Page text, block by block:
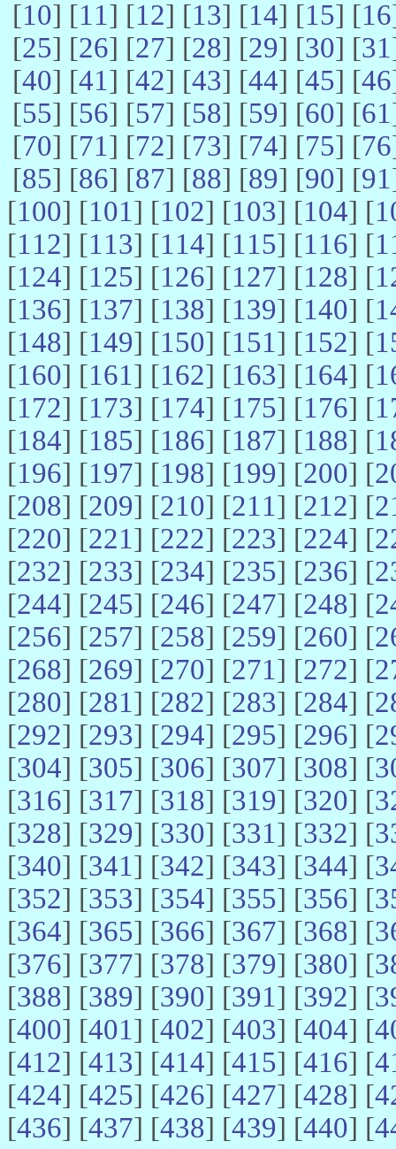
[10] [11] [12] [13] [14] [15] [16
[25] [26] [27] [28] [29] [30] [31
[40] [41] [42] [43] [44] [45] [46
[55] [56] [57] [58] [59] [60] [61
[70] [71] [72] [73] [74] [75] [76
[85] [86] [87] [88] [89] [90] [91
[100] [101] [102] [103] [104] [
[112] [113] [114] [115] [116] [
[124] [125] [126] [127] [128] [
[136] [137] [138] [139] [140] [
[148] [149] [150] [151] [152] [
[160] [161] [162] [163] [164] [
[172] [173] [174] [175] [176] [
[184] [185] [186] [187] [188] [
[196] [197] [198] [199] [200] [
[208] [209] [210] [211] [212] [
[220] [221] [222] [223] [224] [
[232] [233] [234] [235] [236] [
[244] [245] [246] [247] [248] [
[256] [257] [258] [259] [260] [
[268] [269] [270] [271] [272] [
[280] [281] [282] [283] [284] [
[292] [293] [294] [295] [296] [
[304] [305] [306] [307] [308] [
[316] [317] [318] [319] [320] [
[328] [329] [330] [331] [332] [
[340] [341] [342] [343] [344] [
[352] [353] [354] [355] [356] [
[364] [365] [366] [367] [368] [
[376] [377] [378] [379] [380] [
[388] [389] [390] [391] [392] [
[400] [401] [402] [403] [404] [
[412] [413] [414] [415] [416] [
[424] [425] [426] [427] [428] [
[436] [437] [438] [439] [440] [